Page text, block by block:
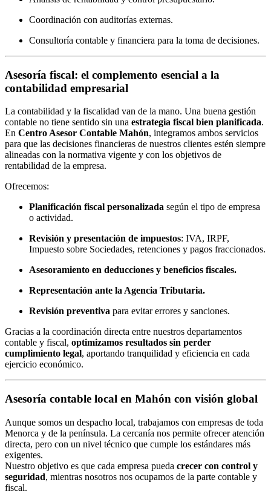
Coordinación con auditorías externas.
Consultoría contable y financiera para la toma de decisiones.
Asesoría fiscal: el complemento esencial a la
contabilidad empresarial
La contabilidad y la fiscalidad van de la mano. Una buena gestión
contable no tiene sentido sin una estrategia fiscal bien planificada.
En Centro Asesor Contable Mahón, integramos ambos servicios
para que las decisiones financieras de nuestros clientes estén siempre
alineadas con la normativa vigente y con los objetivos de
rentabilidad de la empresa.
Ofrecemos:
Planificación fiscal personalizada según el tipo de empresa
o actividad.
Revisión y presentación de impuestos: IVA, IRPF,
Impuesto sobre Sociedades, retenciones y pagos fraccionados.
Asesoramiento en deducciones y beneficios fiscales.
Representación ante la Agencia Tributaria.
Revisión preventiva para evitar errores y sanciones.
Gracias a la coordinación directa entre nuestros departamentos
contable y fiscal, optimizamos resultados sin perder
cumplimiento legal, aportando tranquilidad y eficiencia en cada
ejercicio económico.
Asesoría contable local en Mahón con visión global
Aunque somos un despacho local, trabajamos con empresas de toda
Menorca y de la península. La cercanía nos permite ofrecer atención
directa, pero con un nivel técnico que cumple los estándares más
exigentes.
Nuestro objetivo es que cada empresa pueda crecer con control y
seguridad, mientras nosotros nos ocupamos de la parte contable y
fiscal.